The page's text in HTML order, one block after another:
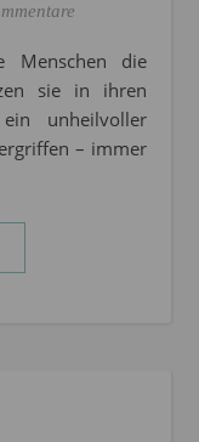
sie in ihren
unheilvoller
– immer